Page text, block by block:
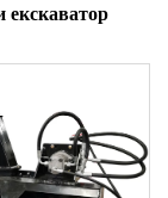
екскаватор